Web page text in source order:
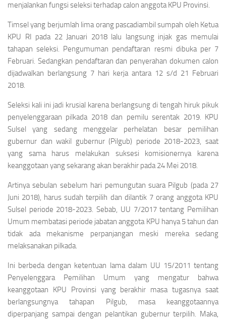
menjalankan fungsi seleksi terhadap calon anggota KPU Provinsi.
Timsel yang berjumlah lima orang pascadiambil sumpah oleh Ketua
KPU RI pada 22 Januari 2018 lalu langsung injak gas memulai
tahapan seleksi. Pengumuman pendaftaran resmi dibuka per 7
Februari. Sedangkan pendaftaran dan penyerahan dokumen calon
dijadwalkan berlangsung 7 hari kerja antara 12 s/d 21 Februari
2018.
Seleksi kali ini jadi krusial karena berlangsung di tengah hiruk pikuk
penyelenggaraan pilkada 2018 dan pemilu serentak 2019. KPU
Sulsel yang sedang menggelar perhelatan besar pemilihan
gubernur dan wakil gubernur (Pilgub) periode 2018-2023, saat
yang sama harus melakukan suksesi komisionernya karena
keanggotaan yang sekarang akan berakhir pada 24 Mei 2018.
Artinya sebulan sebelum hari pemungutan suara Pilgub (pada 27
Juni 2018), harus sudah terpilih dan dilantik 7 orang anggota KPU
Sulsel periode 2018-2023. Sebab, UU 7/2017 tentang Pemilihan
Umum membatasi periode jabatan anggota KPU hanya 5 tahun dan
tidak ada mekanisme perpanjangan meski mereka sedang
melaksanakan pilkada.
Ini berbeda dengan ketentuan lama dalam UU 15/2011 tentang
Penyelenggara Pemilihan Umum yang mengatur bahwa
keanggotaan KPU Provinsi yang berakhir masa tugasnya saat
berlangsungnya tahapan Pilgub, masa keanggotaannya
diperpanjang sampai dengan pelantikan gubernur terpilih. Maka,